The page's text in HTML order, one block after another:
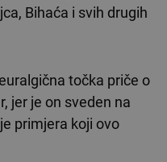
Bihaća i svih drugih
točka priče o
jer je on sveden na
primjera koji ovo